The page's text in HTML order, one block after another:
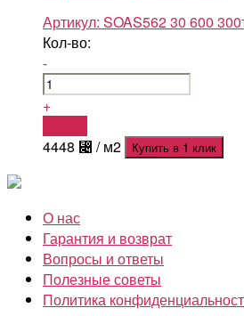
Артикул: SOAS562 30 600
Кол-во:
-
+
4448 ⃄ / м2 Купить в 1 клик
О нас
Гарантия и возврат
Вопросы и ответы
Полезные советы
Политика